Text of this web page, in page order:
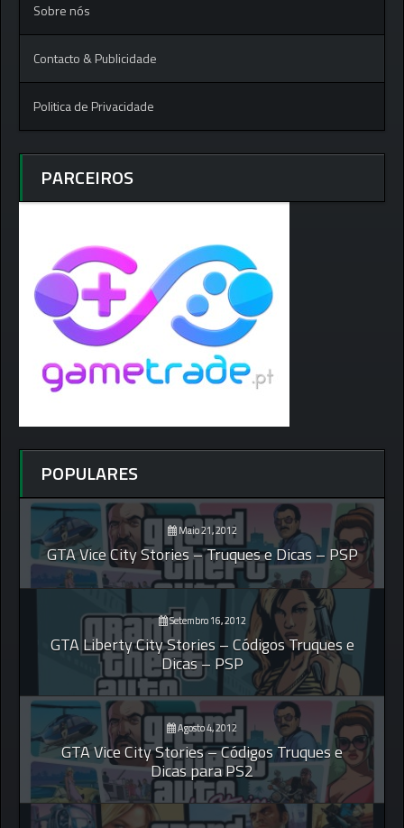
Sobre nós
Contacto & Publicidade
Politica de Privacidade
PARCEIROS
POPULARES
Maio 21, 2012
GTA Vice City Stories – Truques e Dicas – PSP
Setembro 16, 2012
GTA Liberty City Stories – Códigos Truques e
Dicas – PSP
Agosto 4, 2012
GTA Vice City Stories – Códigos Truques e
Dicas para PS2